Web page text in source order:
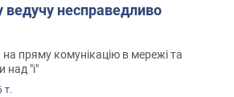
несправедливо
пряму комунікацію в мережі та
над "і"
т.